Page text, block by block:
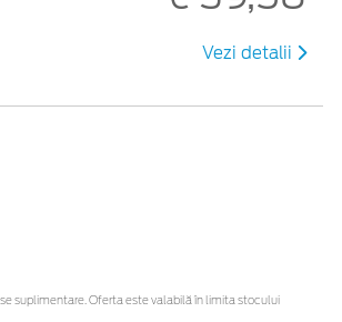
Vezi detalii
suplimentare. Oferta este valabilă în limita stocului